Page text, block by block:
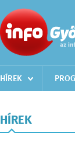
HÍREK
HÍREK